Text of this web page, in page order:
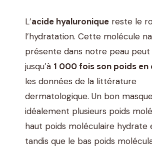
L’acide hyaluronique reste le
l’hydratation. Cette molécule
présente dans notre peau
jusqu’à 1 000 fois son poids en
les données de la littérature
dermatologique. Un bon
idéalement plusieurs poids
haut poids moléculaire hydrate
tandis que le bas poids